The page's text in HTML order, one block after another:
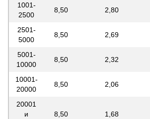
1001-
2500
8,50 2,80
2501-
5000
8,50 2,69
5001-
10000
8,50 2,32
10001-
20000
8,50 2,06
20001
и
8,50 1,68